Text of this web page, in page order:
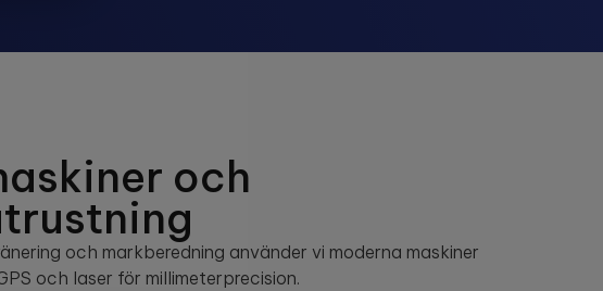
och
och markberedning använder vi moderna maskiner
och laser för millimeterprecision.